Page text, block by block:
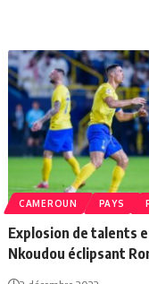
CAMEROUN PAYS
Explosion de talents
Nkoudou éclipsant